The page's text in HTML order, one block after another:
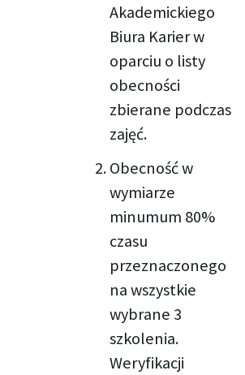
Akademickiego
Biura Karier w
oparciu o listy
obecności
zbierane podczas
zajęć.
Obecność w
wymiarze
minumum 80%
czasu
przeznaczonego
na wszystkie
wybrane 3
szkolenia.
Weryfikacji